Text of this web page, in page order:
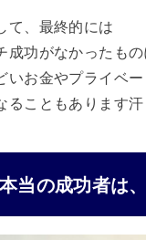
て、最終的には
成功がなかったも
いお金やプライベ
ることもあります汗
本当の成功者は